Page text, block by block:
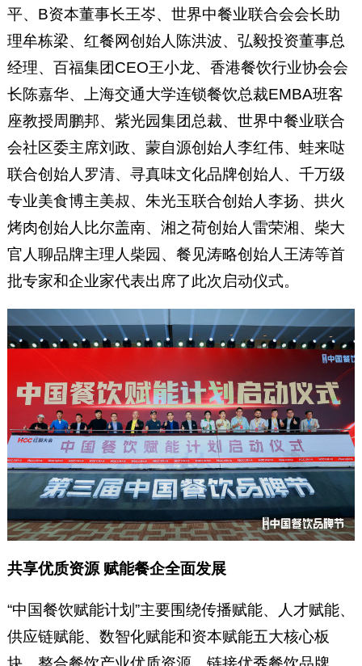
平、B资本董事长王岑、世界中餐业联合会会长助
理牟栋梁、红餐网创始人陈洪波、弘毅投资董事总
经理、百福集团CEO王小龙、香港餐饮行业协会会
长陈嘉华、上海交通大学连锁餐饮总裁EMBA班客
座教授周鹏邦、紫光园集团总裁、世界中餐业联合
会社区委主席刘政、蒙自源创始人李红伟、蛙来哒
联合创始人罗清、寻真味文化品牌创始人、千万级
专业美食博主美叔、朱光玉联合创始人李扬、拱火
烤肉创始人比尔盖南、湘之荷创始人雷荣湘、柴大
官人聊品牌主理人柴园、餐见涛略创始人王涛等首
批专家和企业家代表出席了此次启动仪式。
共享优质资源 赋能餐企全面发展
“中国餐饮赋能计划”主要围绕传播赋能、人才赋能、
供应链赋能、数智化赋能和资本赋能五大核心板